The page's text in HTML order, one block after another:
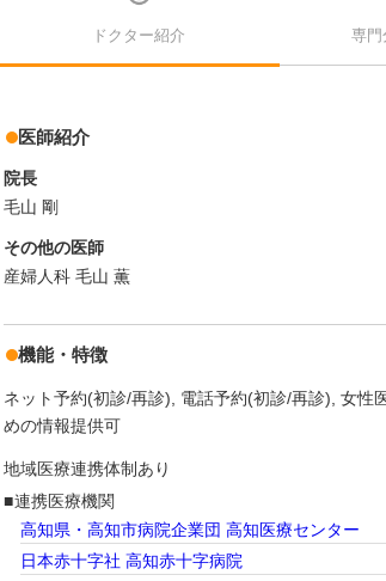
ドクター紹介 専門
医師紹介
院長
毛山 剛
その他の医師
産婦人科 毛山 薫
機能・特徴
ネット予約(初診/再診) 電話予約(初診/再診) 女性
めの情報提供可
地域医療連携体制あり
連携医療機関
高知県・高知市病院企業団 高知医療センター
日本赤十字社 高知赤十字病院